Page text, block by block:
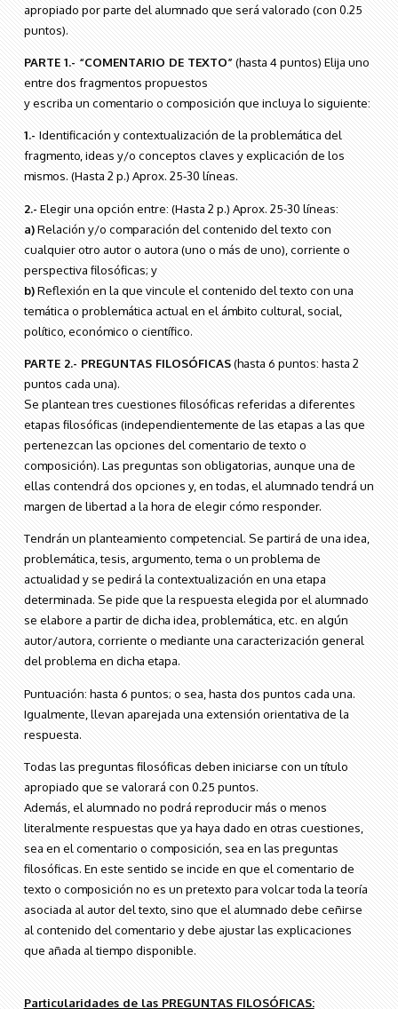
apropiado por parte del alumnado que será valorado (con 0.25
puntos).
PARTE 1.- “COMENTARIO DE TEXTO”(hasta 4 puntos) Elija uno
entre dos fragmentos propuestos
y escriba un comentario o composición que incluya lo siguiente:
1.- Identificación y contextualización de la problemática del
fragmento, ideas y/o conceptos claves y explicación de los
mismos. (Hasta 2 p.) Aprox. 25-30 líneas.
2.- Elegir una opción entre: (Hasta 2 p.) Aprox. 25-30 líneas:
a)Relación y/o comparación del contenido del texto con
cualquier otro autor o autora (uno o más de uno), corriente o
perspectiva filosóficas; y
b)Reflexión en la que vincule el contenido del texto con una
temática o problemática actual en el ámbito cultural, social,
político, económico o científico.
PARTE 2.- PREGUNTAS FILOSÓFICAS(hasta 6 puntos: hasta 2
puntos cada una).
Se plantean tres cuestiones filosóficas referidas a diferentes
etapas filosóficas (independientemente de las etapas a las que
pertenezcan las opciones del comentario de texto o
composición). Las preguntas son obligatorias, aunque una de
ellas contendrá dos opciones y, en todas, el alumnado tendrá un
margen de libertad a la hora de elegir cómo responder.
Tendrán un planteamiento competencial. Se partirá de una idea,
problemática, tesis, argumento, tema o un problema de
actualidad y se pedirá la contextualización en una etapa
determinada. Se pide que la respuesta elegida por el alumnado
se elabore a partir de dicha idea, problemática, etc. en algún
autor/autora, corriente o mediante una caracterización general
del problema en dicha etapa.
Puntuación: hasta 6 puntos; o sea, hasta dos puntos cada una.
Igualmente, llevan aparejada una extensión orientativa de la
respuesta.
Todas las preguntas filosóficas deben iniciarse con un título
apropiado que se valorará con 0.25 puntos.
Además, el alumnado no podrá reproducir más o menos
literalmente respuestas que ya haya dado en otras cuestiones,
sea en el comentario o composición, sea en las preguntas
filosóficas. En este sentido se incide en que el comentario de
texto o composición no es un pretexto para volcar toda la teoría
asociada al autor del texto, sino que el alumnado debe ceñirse
al contenido del comentario y debe ajustar las explicaciones
que añada al tiempo disponible.
Particularidades de las PREGUNTAS FILOSÓFICAS: